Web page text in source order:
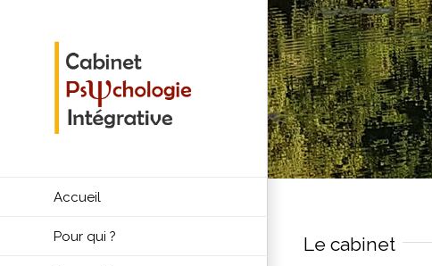
Accueil
Pour qui ? Le cabinet